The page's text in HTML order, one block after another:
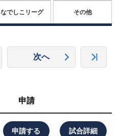
なでしこリーグ その他
次へ
申請
申請する 試合詳細